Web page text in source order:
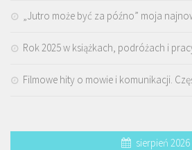
„Jutro może być za późno” moja
Rok 2025 w książkach, podróżach i
Filmowe hity o mowie i komunikacji.
sierpień 2026